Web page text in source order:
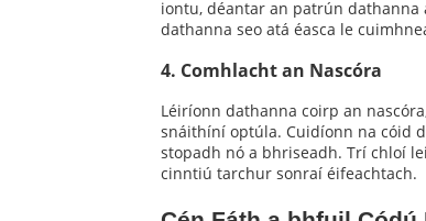
iontu, déantar an patrún
dathanna seo atá éasca le
4. Comhlacht an Nascóra
Léiríonn dathanna coirp an
snáithíní optúla. Cuidíonn na cóid
stopadh nó a bhriseadh. Trí chloí
cinntiú tarchur sonraí éifeachtach.